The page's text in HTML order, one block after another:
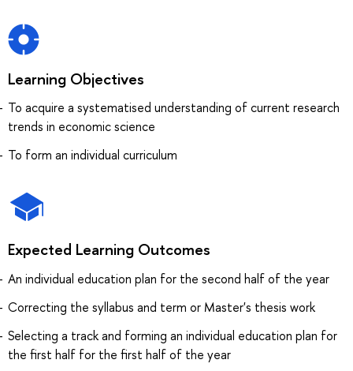
Learning Objectives
To acquire a systematised understanding of current research
trends in economic science
To form an individual curriculum
Expected Learning Outcomes
An individual education plan for the second half of the year
Correcting the syllabus and term or Master's thesis work
Selecting a track and forming an individual education plan for
the first half for the first half of the year